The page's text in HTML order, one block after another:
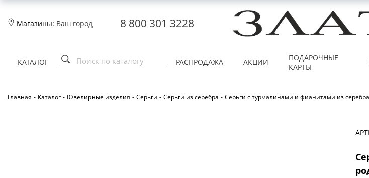
Магазины: Ваш город 8 800 301 3228
КАТАЛОГ РАСПРОДАЖА АКЦИИ
ПОДАРОЧНЫЕ
КАРТЫ
Главная - Каталог - Ювелирные изделия - Серьги - Серьги из серебра - Серьги с турмалинами и фианитами из